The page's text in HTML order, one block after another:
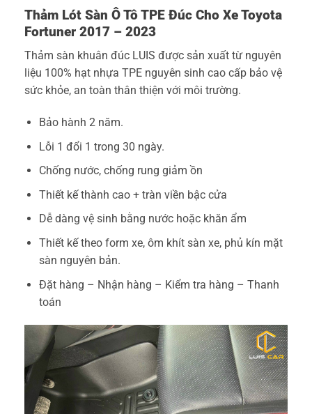
Thảm Lót Sàn Ô Tô TPE Đúc Cho XeToyota
Fortuner 2017 – 2023
Thảm sàn khuân đúc LUIS được sản xuất từ nguyên
liệu 100% hạt nhựa TPE nguyên sinh cao cấp bảo vệ
sức khỏe, an toàn thân thiện với môi trường.
Bảo hành 2 năm.
Lỗi 1 đổi 1 trong 30 ngày.
Chống nước, chống rung giảm ồn
Thiết kế thành cao + tràn viền bậc cửa
Dễ dàng vệ sinh bằng nước hoặc khăn ẩm
Thiết kế theo form xe, ôm khít sàn xe, phủ kín mặt
sàn nguyên bản.
Đặt hàng – Nhận hàng – Kiểm tra hàng – Thanh
toán